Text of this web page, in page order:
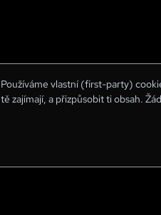
Používáme vlastní (first-party)
tě zajímají, a přizpůsobit ti obsah.